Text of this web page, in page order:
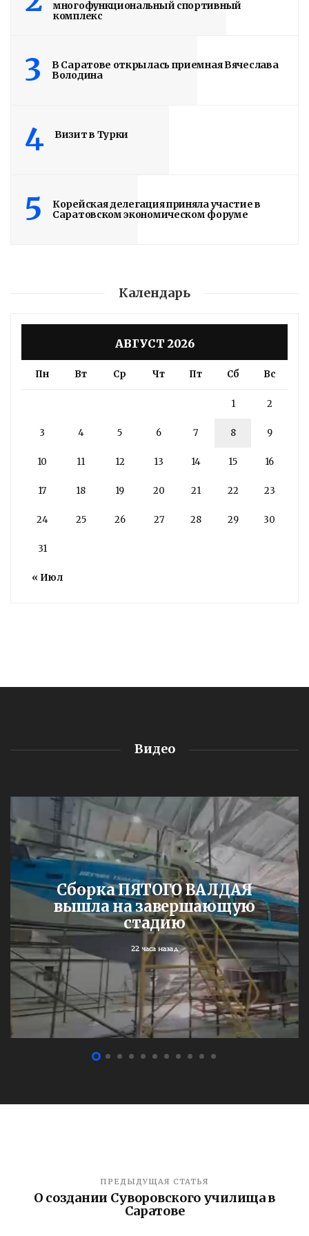
многофункциональный спортивный
комплекс
3
В Саратове открылась приемная Вячеслава
Володина
4 Визит в Турки
5
Корейская делегация приняла участие в
Саратовском экономическом форуме
Календарь
АВГУСТ 2026
Пн Вт Ср Чт Пт Сб Вс
« Июл
1 2
3 4 5 6 7 8 9
10 11 12 13 14 15 16
17 18 19 20 21 22 23
24 25 26 27 28 29 30
31
Видео
Сборка ПЯТОГО ВАЛДАЯ
вышла на завершающую
стадию
22 часа назад
ПРЕДЫДУЩАЯ СТАТЬЯ
О создании Суворовского училища в
Саратове